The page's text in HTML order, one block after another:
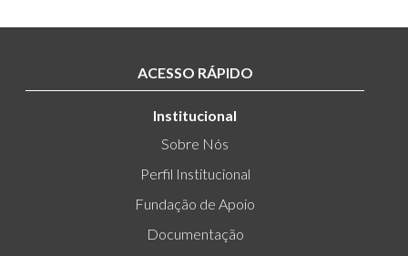
ACESSO RÁPIDO
Institucional
Sobre Nós
Perfil Institucional
Fundação de Apoio
Documentação